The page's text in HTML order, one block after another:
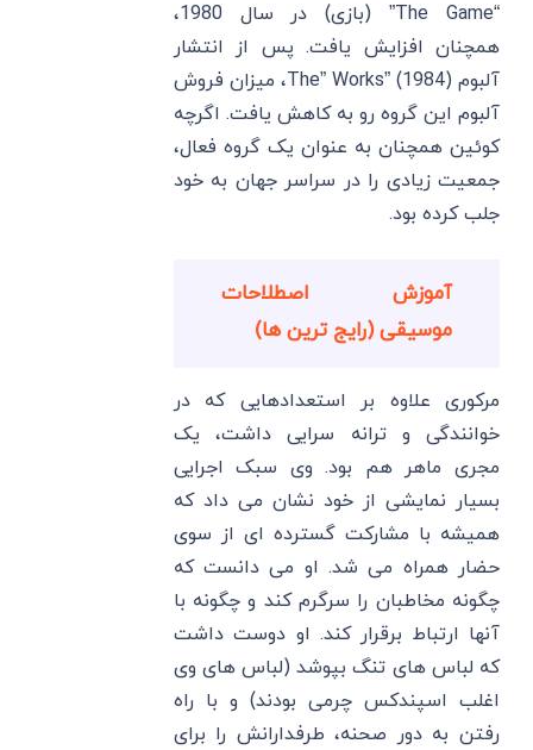
“The Game” (بازی) در سال 1980،
همچنان افزایش یافت. پس از انتشار
آلبوم The” Works” (1984)، میزان فروش
آلبوم این گروه رو به کاهش یافت. اگرچه
کوئین همچنان به عنوان یک گروه فعال،
جمعیت زیادی را در سراسر جهان به خود
جلب کرده بود.
آموزش اصطلاحات
موسیقی (رایج ترین ها)
مرکوری علاوه بر استعدادهایی که در
خوانندگی و ترانه سرایی داشت، یک
مجری ماهر هم بود. وی سبک اجرایی
بسیار نمایشی از خود نشان می داد که
همیشه با مشارکت گسترده‌ ای از سوی
حضار همراه می شد. او می دانست که
چگونه مخاطبان را سرگرم کند و چگونه با
آنها ارتباط برقرار کند. او دوست داشت
که لباس های تنگ بپوشد (لباس های وی
اغلب اسپندکس چرمی بودند) و با راه
رفتن به دور صحنه، طرفدارانش را برای